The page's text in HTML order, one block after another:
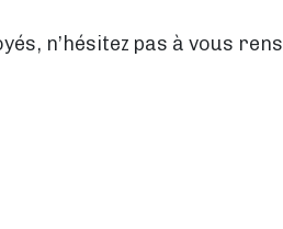
n’hésitez pas à vous